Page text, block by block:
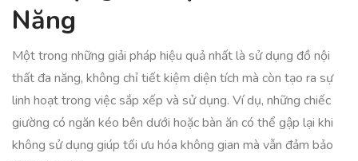
Năng
Một trong những giải pháp hiệu quả nhất là sử dụng đồ nội
thất đa năng, không chỉ tiết kiệm diện tích mà còn tạo ra sự
linh hoạt trong việc sắp xếp và sử dụng. Ví dụ, những chiếc
giường có ngăn kéo bên dưới hoặc bàn ăn có thể gập lại khi
không sử dụng giúp tối ưu hóa không gian mà vẫn đảm bảo